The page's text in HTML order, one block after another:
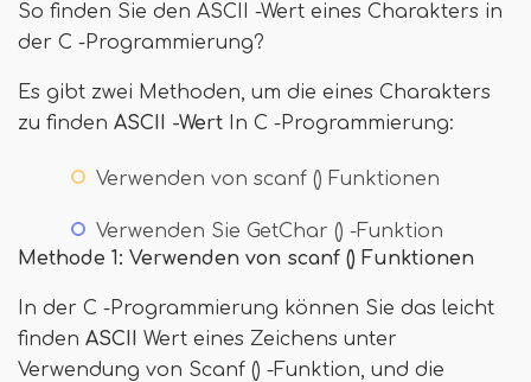
So finden Sie den ASCII -Wert eines Charakters in
der C -Programmierung?
Es gibt zwei Methoden, um die eines Charakters
zu finden ASCII -Wert In C -Programmierung:
Verwenden von scanf () Funktionen
Verwenden Sie GetChar () -Funktion
Methode 1: Verwenden von scanf () Funktionen
In der C -Programmierung können Sie das leicht
finden ASCII Wert eines Zeichens unter
Verwendung von Scanf () -Funktion, und die